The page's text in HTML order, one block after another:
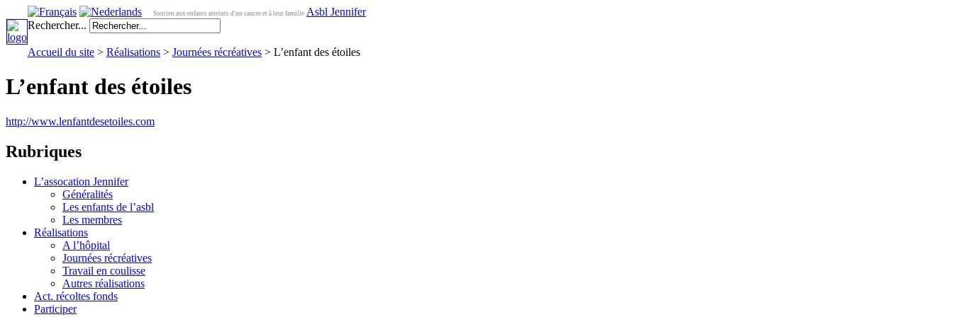
Soutien aux enfants atteints d'un cancer et à leur famille Asbl Jennifer
Rechercher...
Accueil du site > Réalisations > Journées récréatives > L’enfant des étoiles
L’enfant des étoiles
http://www.lenfantdesetoiles.com
Rubriques
L’assocation Jennifer
Généralités
Les enfants de l’asbl
Les membres
Réalisations
A l’hôpital
Journées récréatives
Travail en coulisse
Autres réalisations
Act. récoltes fonds
Participer